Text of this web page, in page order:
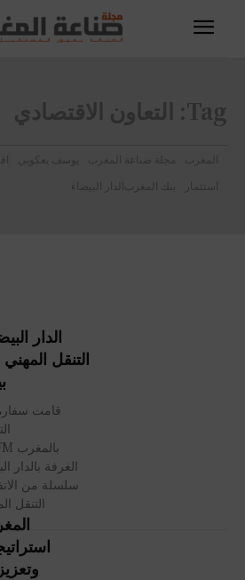
Tag: التعاون الاقتصادي
المغرب مجلة صناعة المغرب يوسف يعكوبي
استثمار
بنك المغرب الدار البيضاء
الدار
التنقل
قامت
الغرفة بالدار
سلسلة من
التنقل